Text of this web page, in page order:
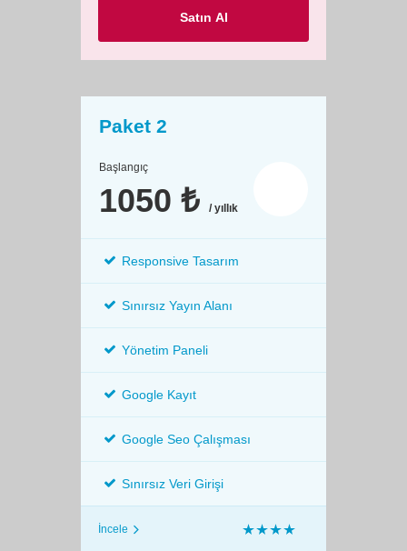
Satın Al
Paket 2
Başlangıç
1050 ₺ / yıllık
Responsive Tasarım
Sınırsız Yayın Alanı
Yönetim Paneli
Google Kayıt
Google Seo Çalışması
Sınırsız Veri Girişi
İncele